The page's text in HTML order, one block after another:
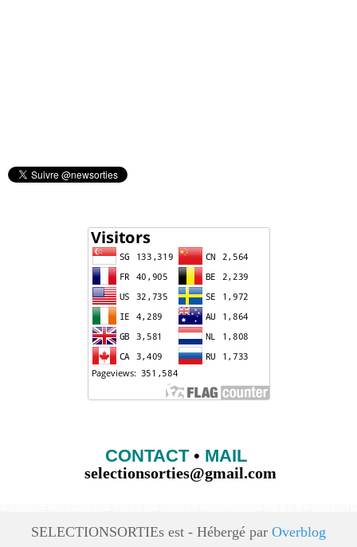
CONTACT• MAIL
selectionsorties@gmail.com
SELECTIONSORTIEs est - Hébergé par Overblog